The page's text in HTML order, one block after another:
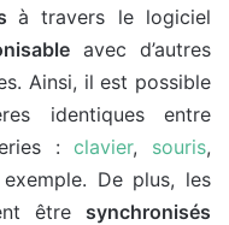
à travers le logiciel
avec d’autres
Ainsi, il est possible
identiques entre
:clavier, souris,
De plus, les
être synchronisés